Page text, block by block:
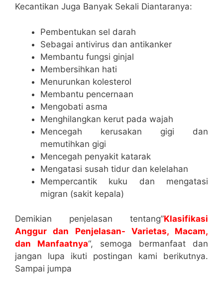
Kecantikan Juga Banyak Sekali Diantaranya:
Pembentukan sel darah
Sebagai antivirus dan antikanker
Membantu fungsi ginjal
Membersihkan hati
Menurunkan kolesterol
Membantu pencernaan
Mengobati asma
Menghilangkan kerut pada wajah
Mencegah kerusakan gigi dan
memutihkan gigi
Mencegah penyakit katarak
Mengatasi susah tidur dan kelelahan
Mempercantik kuku dan mengatasi
migran (sakit kepala)
Demikian penjelasan tentang”Klasifikasi
Anggur dan Penjelasan- Varietas, Macam,
dan Manfaatnya“, semoga bermanfaat dan
jangan lupa ikuti postingan kami berikutnya.
Sampai jumpa